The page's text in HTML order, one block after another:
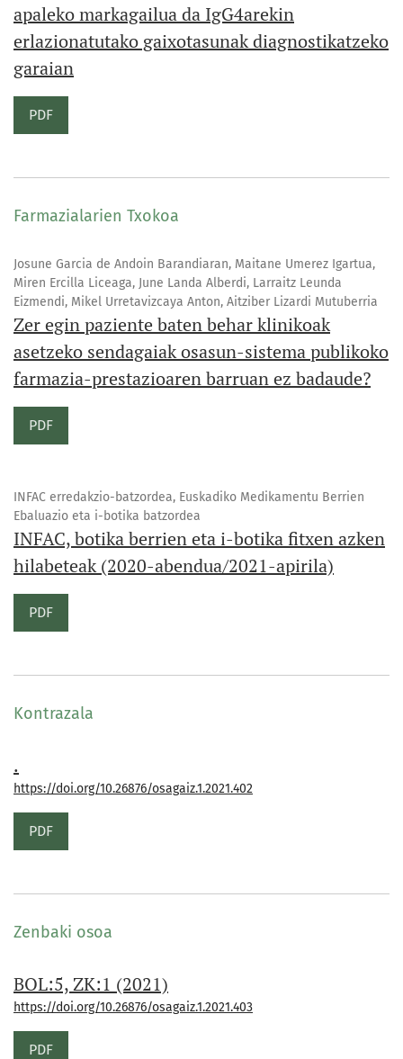
apaleko markagailua da IgG4arekin
erlazionatutako gaixotasunak diagnostikatzeko
garaian
PDF
Farmazialarien Txokoa
Josune Garcia de Andoin Barandiaran, Maitane Umerez Igartua,
Miren Ercilla Liceaga, June Landa Alberdi, Larraitz Leunda
Eizmendi, Mikel Urretavizcaya Anton, Aitziber Lizardi Mutuberria
Zer egin paziente baten behar klinikoak
asetzeko sendagaiak osasun-sistema publikoko
farmazia-prestazioaren barruan ez badaude?
PDF
INFAC erredakzio-batzordea, Euskadiko Medikamentu Berrien
Ebaluazio eta i-botika batzordea
INFAC, botika berrien eta i-botika fitxen azken
hilabeteak (2020-abendua/2021-apirila)
PDF
Kontrazala
.
https://doi.org/10.26876/osagaiz.1.2021.402
PDF
Zenbaki osoa
BOL:5, ZK:1 (2021)
https://doi.org/10.26876/osagaiz.1.2021.403
PDF